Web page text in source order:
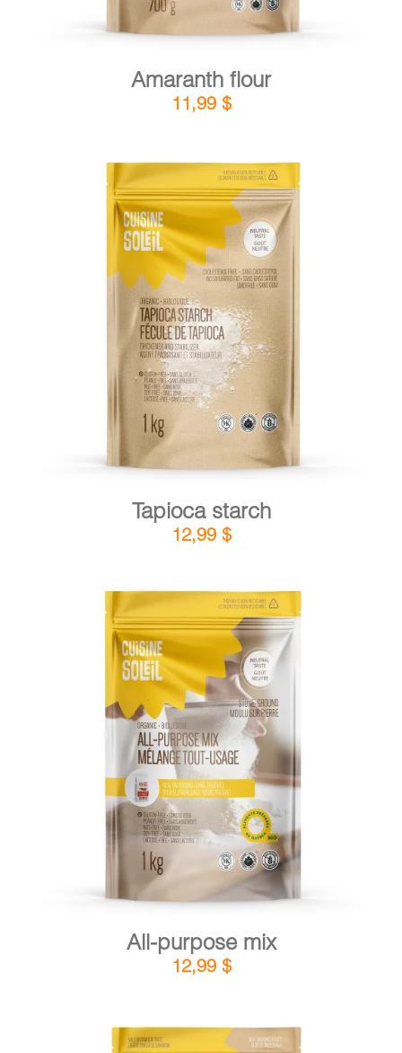
Amaranth flour
11,99 $
ADD TO CART / DETAILS
Tapioca starch
12,99 $
ADD TO CART / DETAILS
All-purpose mix
12,99 $